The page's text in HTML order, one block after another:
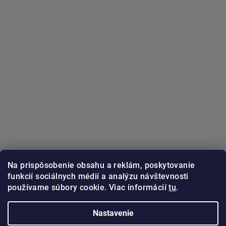
Na prispôsobenie obsahu a reklám, poskytovanie
funkcií sociálnych médií a analýzu návštevnosti
používame súbory cookie. Viac informáciítu.
Nastavenie
Sledovať na Instagrame